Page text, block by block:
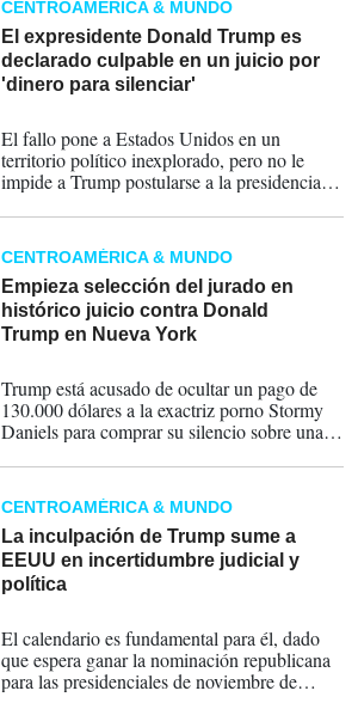
noviembre con el presidente Joe Biden.
CENTROAMÉRICA & MUNDO
El expresidente Donald Trump es
declarado culpable en un juicio por
'dinero para silenciar'
El fallo pone a Estados Unidos en un
territorio político inexplorado, pero no le
impide a Trump postularse a la presidencia,
Juan Merchan, que dará a conocer la
sentencia el 11 de julio, lo condene a prisión.
CENTROAMÉRICA & MUNDO
Empieza selección del jurado en
histórico juicio contra Donald
Trump en Nueva York
Trump está acusado de ocultar un pago de
130.000 dólares a la exactriz porno Stormy
Daniels para comprar su silencio sobre una
remonta a 2006 y proteger su campaña
electoral de 2016, que finalmente ganó
contra la demócrata Hillary Clinton.
CENTROAMÉRICA & MUNDO
La inculpación de Trump sume a
EEUU en incertidumbre judicial y
política
El calendario es fundamental para él, dado
que espera ganar la nominación republicana
para las presidenciales de noviembre de